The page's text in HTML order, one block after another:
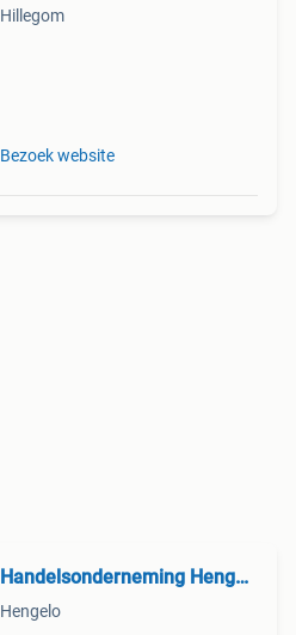
Hillegom
Bezoek website
Handelsonderneming Hengelo
Hengelo